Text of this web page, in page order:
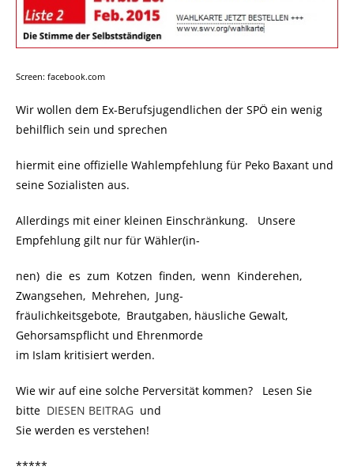
Screen: facebook.com
Wir wollen dem Ex-Berufsjugendlichen der SPÖ ein wenig
behilflich sein und sprechen
hiermit eine offizielle Wahlempfehlung für Peko Baxant und
seine Sozialisten aus.
Allerdings mit einer kleinen Einschränkung. Unsere
Empfehlung gilt nur für Wähler(in-
nen) die es zum Kotzen finden, wenn Kinderehen,
Zwangsehen, Mehrehen, Jung-
fräulichkeitsgebote, Brautgaben, häusliche Gewalt,
Gehorsamspflicht und Ehrenmorde
im Islam kritisiert werden.
Wie wir auf eine solche Perversität kommen? Lesen Sie
bitte DIESEN BEITRAG und
Sie werden es verstehen!
*****